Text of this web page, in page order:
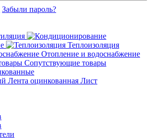
Забыли пароль?
Теплоизоляция
Отопление и водоснабжение
Сопутствующие товары
Лента оцинкованная Лист